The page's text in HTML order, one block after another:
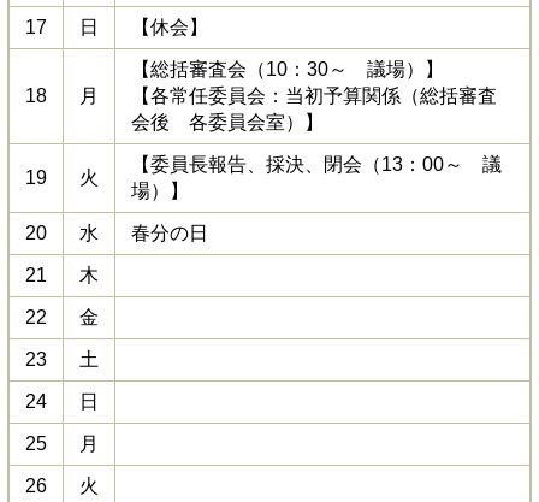
17 日 【休会】
18 月
【総括審査会（10：30～ 議場）】
【各常任委員会：当初予算関係（総括審査
会後 各委員会室）】
19 火
【委員長報告、採決、閉会（13：00～ 議
場）】
20 水 春分の日
21 木
22 金
23 土
24 日
25 月
26 火